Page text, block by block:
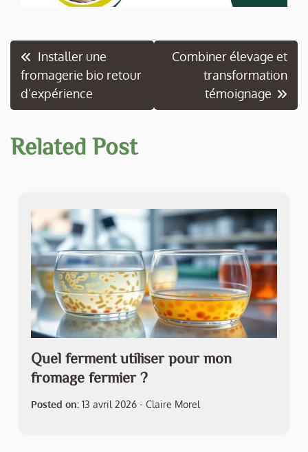
Navigation
de
l’article
Installer une
fromagerie bio retour
d’expérience
Combiner élevage et
transformation
témoignage
Related Post
Quel ferment utiliser pour mon
fromage fermier ?
Posted on: 13 avril 2026 - Claire Morel